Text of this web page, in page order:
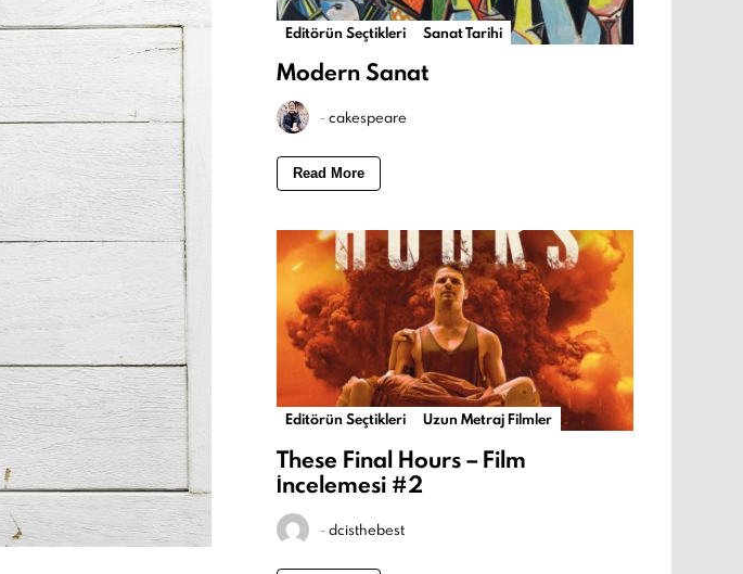
Editörün Seçtikleri Sanat Tarihi
Modern Sanat
-cakespeare
Read More
Editörün Seçtikleri Uzun Metraj Filmler
These Final Hours – Film
İncelemesi #2
-dcisthebest